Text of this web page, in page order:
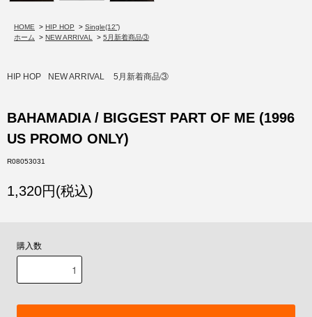
HOME > HIP HOP > Single(12”)
ホーム
> NEW ARRIVAL > 5月新着商品③
HIP HOP NEW ARRIVAL 5月新着商品③
BAHAMADIA / BIGGEST PART OF ME (1996
US PROMO ONLY)
R08053031
1,320円(税込)
購入数